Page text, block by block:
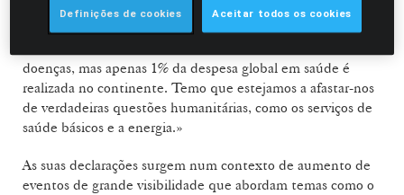
e 600 milhões de pessoas não têm acesso a cuidados de
saúde básicos. Vinte e um milhões de pessoas vivem com
doenças, mas apenas 1% da despesa global em saúde é
realizada no continente. Temo que estejamos a afastar-nos
de verdadeiras questões humanitárias, como os serviços de
saúde básicos e a energia.»
As suas declarações surgem num contexto de aumento de
eventos de grande visibilidade que abordam temas como o
Definições de cookies Aceitar todos os cookies